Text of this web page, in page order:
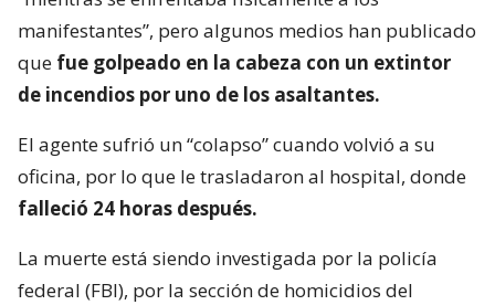
manifestantes”, pero algunos medios han publicado
que fue golpeado en la cabeza con un extintor
de incendios por uno de los asaltantes.
El agente sufrió un “colapso” cuando volvió a su
oficina, por lo que le trasladaron al hospital, donde
falleció 24 horas después.
La muerte está siendo investigada por la policía
federal (FBI), por la sección de homicidios del